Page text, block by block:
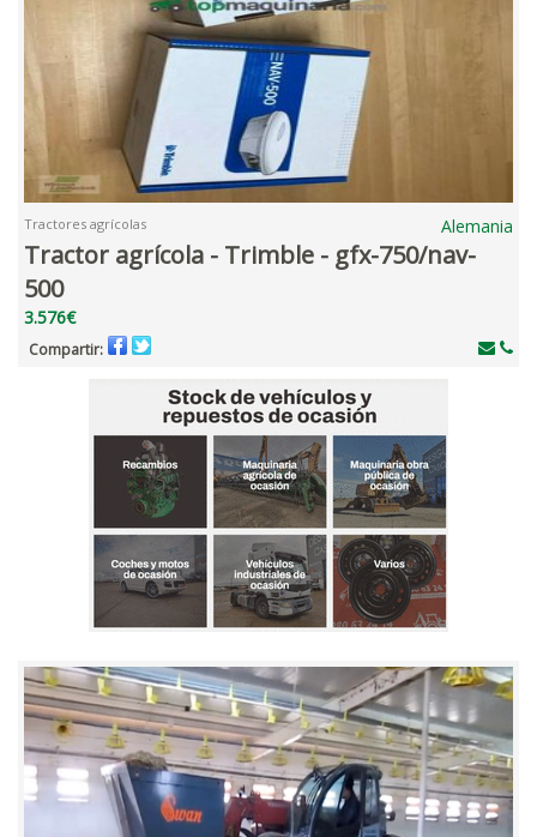
Tractores agrícolas Alemania
Tractor agrícola - Trimble - gfx-750/nav-
500
3.576€
Compartir: